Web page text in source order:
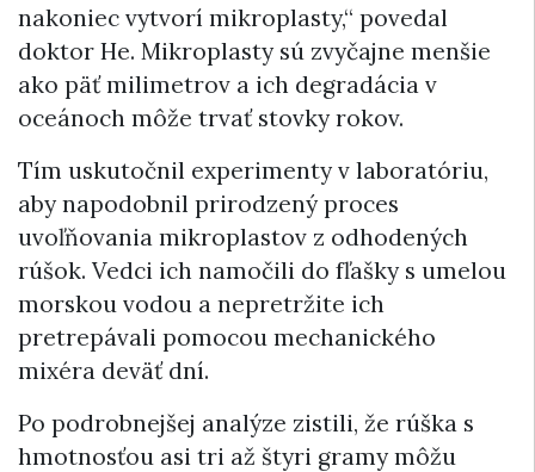
nakoniec vytvorí mikroplasty,“ povedal
doktor He. Mikroplasty sú zvyčajne menšie
ako päť milimetrov a ich degradácia v
oceánoch môže trvať stovky rokov.
Tím uskutočnil experimenty v laboratóriu,
aby napodobnil prirodzený proces
uvoľňovania mikroplastov z odhodených
rúšok. Vedci ich namočili do fľašky s umelou
morskou vodou a nepretržite ich
pretrepávali pomocou mechanického
mixéra deväť dní.
Po podrobnejšej analýze zistili, že rúška s
hmotnosťou asi tri až štyri gramy môžu